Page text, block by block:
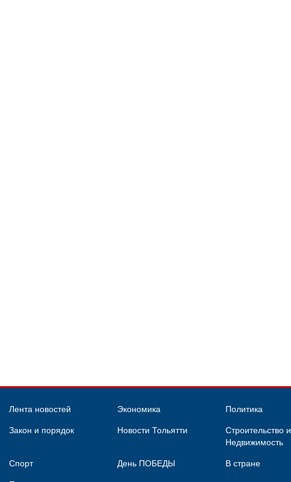
Лента новостей Экономика Политика
Закон и порядок Новости Тольятти
Строительство и
Недвижимость
Спорт День ПОБЕДЫ В стране